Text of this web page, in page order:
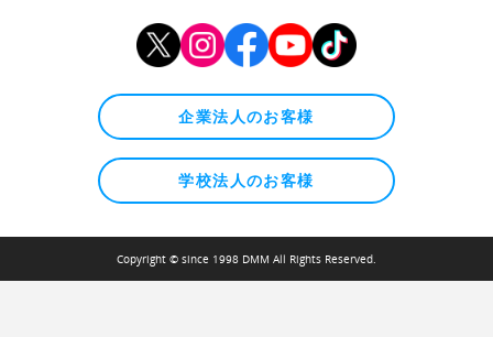
企業法人のお客様
学校法人のお客様
Copyright © since 1998 DMM All Rights Reserved.